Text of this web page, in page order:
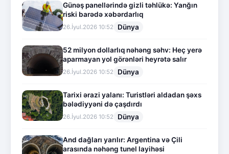
Günəş panellərində gizli təhlükə: Yanğın
riski barədə xəbərdarlıq
26.İyul.2026 10:52 Dünya
52 milyon dollarlıq nəhəng səhv: Heç yerə
aparmayan yol görənləri heyrətə salır
26.İyul.2026 10:52 Dünya
Tarixi ərazi yalanı: Turistləri aldadan şəxs
bələdiyyəni də çaşdırdı
26.İyul.2026 10:52 Dünya
And dağları yarılır: Argentina və Çili
arasında nəhəng tunel layihəsi